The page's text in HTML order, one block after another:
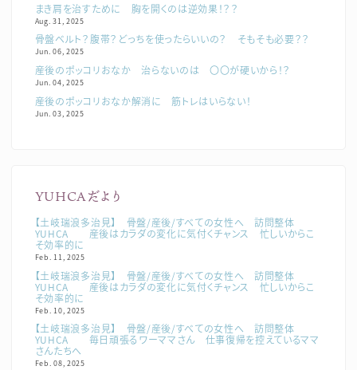
まき肩を治すために 胸を開くのは逆効果！？？
Aug. 31, 2025
骨盤ベルト？腹帯？どっちを使ったらいいの？ そもそも必要？？
Jun. 06, 2025
産後のポッコリおなか 治らないのは 〇〇が硬いから！？
Jun. 04, 2025
産後のポッコリおなか解消に 筋トレはいらない！
Jun. 03, 2025
YUHCAだより
【土岐瑞浪多治見】 骨盤/産後/すべての女性へ 訪問整体
YUHCA 産後はカラダの変化に気付くチャンス 忙しいからこ
そ効率的に
Feb. 11, 2025
【土岐瑞浪多治見】 骨盤/産後/すべての女性へ 訪問整体
YUHCA 産後はカラダの変化に気付くチャンス 忙しいからこ
そ効率的に
Feb. 10, 2025
【土岐瑞浪多治見】 骨盤/産後/すべての女性へ 訪問整体
YUHCA 毎日頑張るワーママさん 仕事復帰を控えているママ
さんたちへ
Feb. 08, 2025